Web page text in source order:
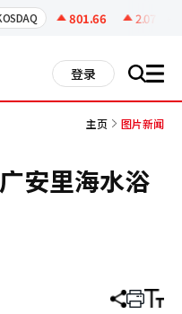
801.66 2.07
登录 搜 all
主页 图片新闻
安里海水浴
分 打 调